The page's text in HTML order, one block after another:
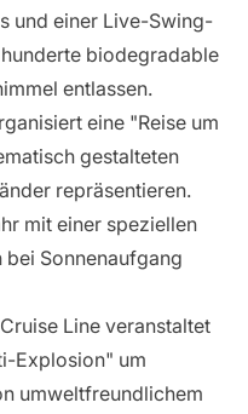
und einer Live-Swing-
biodegradable
entlassen.
eine "Reise um
gestalteten
repräsentieren.
mit einer speziellen
Sonnenaufgang
Line veranstaltet
Explosion" um
umweltfreundlichem